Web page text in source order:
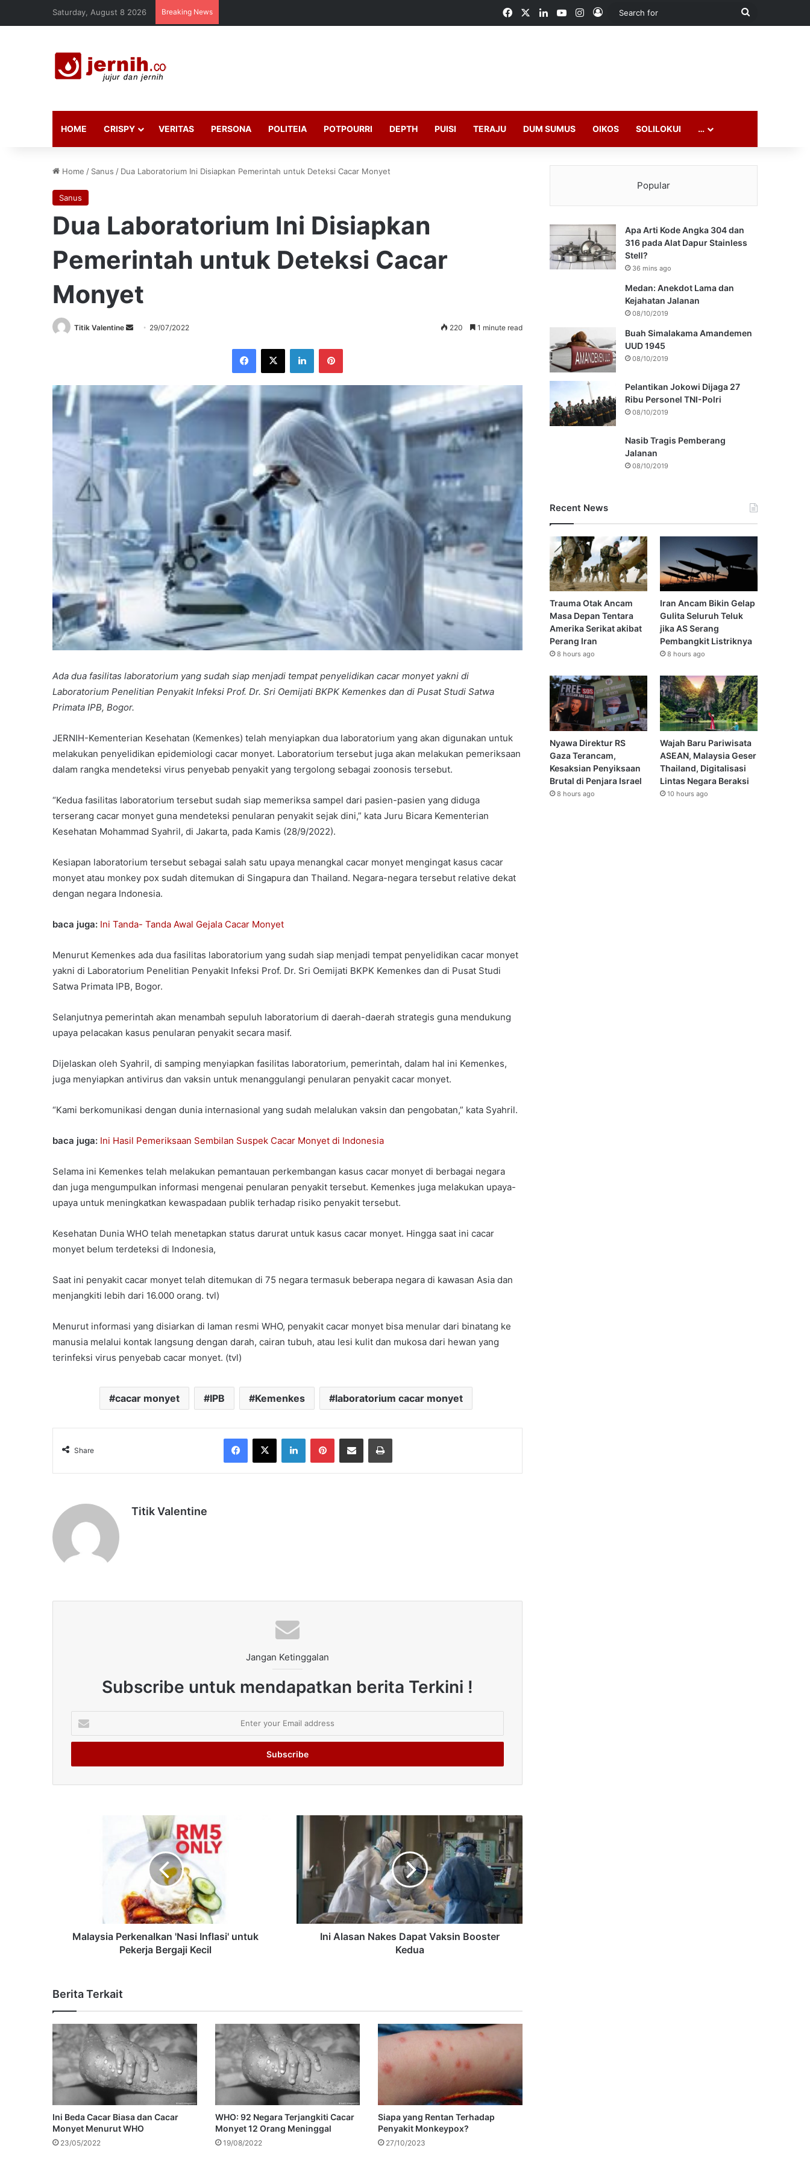
Saturday, August 8 2026 Breaking News FacebookLinkedInYouTubeInstagram
Log In
Search
HOME CRISPY VERITAS PERSONA POLITEIA POTPOURRI DEPTH PUISI TERAJU DUM SUMUS OIKOS SOLILOKUI …
Home / Sanus / Dua Laboratorium Ini Disiapkan Pemerintah untuk Deteksi Cacar Monyet
Sanus
Dua Laboratorium Ini Disiapkan
Pemerintah untuk Deteksi Cacar
Monyet
Titik Valentine
Send 29/07/2022 220 1 minute read
Facebook
X LinkedInPinterest
Ada dua fasilitas laboratorium yang sudah siap menjadi tempat penyelidikan cacar monyet yakni di
Laboratorium Penelitian Penyakit Infeksi Prof. Dr. Sri Oemijati BKPK Kemenkes dan di Pusat Studi Satwa
Primata IPB, Bogor.
JERNIH-Kementerian Kesehatan (Kemenkes) telah menyiapkan dua laboratorium yang akan digunakan untuk
melakukan penyelidikan epidemiologi cacar monyet. Laboratorium tersebut juga akan melakukan pemeriksaan
dalam rangka mendeteksi virus penyebab penyakit yang tergolong sebagai zoonosis tersebut.
“Kedua fasilitas laboratorium tersebut sudah siap memeriksa sampel dari pasien-pasien yang diduga
terserang cacar monyet guna mendeteksi penularan penyakit sejak dini,” kata Juru Bicara Kementerian
Kesehatan Mohammad Syahril, di Jakarta, pada Kamis (28/9/2022).
Kesiapan laboratorium tersebut sebagai salah satu upaya menangkal cacar monyet mengingat kasus cacar
monyet atau monkey pox sudah ditemukan di Singapura dan Thailand. Negara-negara tersebut relative dekat
dengan negara Indonesia.
baca juga: Ini Tanda- Tanda Awal Gejala Cacar Monyet
Menurut Kemenkes ada dua fasilitas laboratorium yang sudah siap menjadi tempat penyelidikan cacar monyet
yakni di Laboratorium Penelitian Penyakit Infeksi Prof. Dr. Sri Oemijati BKPK Kemenkes dan di Pusat Studi
Satwa Primata IPB, Bogor.
Selanjutnya pemerintah akan menambah sepuluh laboratorium di daerah-daerah strategis guna mendukung
upaya pelacakan kasus penularan penyakit secara masif.
Dijelaskan oleh Syahril, di samping menyiapkan fasilitas laboratorium, pemerintah, dalam hal ini Kemenkes,
juga menyiapkan antivirus dan vaksin untuk menanggulangi penularan penyakit cacar monyet.
“Kami berkomunikasi dengan dunia internasional yang sudah melalukan vaksin dan pengobatan,” kata Syahril.
baca juga: Ini Hasil Pemeriksaan Sembilan Suspek Cacar Monyet di Indonesia
Selama ini Kemenkes telah melakukan pemantauan perkembangan kasus cacar monyet di berbagai negara
dan juga mengumpulkan informasi mengenai penularan penyakit tersebut. Kemenkes juga melakukan upaya-
upaya untuk meningkatkan kewaspadaan publik terhadap risiko penyakit tersebut.
Kesehatan Dunia WHO telah menetapkan status darurat untuk kasus cacar monyet. Hingga saat ini cacar
monyet belum terdeteksi di Indonesia,
Saat ini penyakit cacar monyet telah ditemukan di 75 negara termasuk beberapa negara di kawasan Asia dan
menjangkiti lebih dari 16.000 orang. tvl)
Menurut informasi yang disiarkan di laman resmi WHO, penyakit cacar monyet bisa menular dari binatang ke
manusia melalui kontak langsung dengan darah, cairan tubuh, atau lesi kulit dan mukosa dari hewan yang
terinfeksi virus penyebab cacar monyet. (tvl)
cacar monyet IPB Kemenkes laboratorium cacar monyet
Share
Facebook
X LinkedInPinterestShare via Email Print
Titik Valentine
Jangan Ketinggalan
Subscribe untuk mendapatkan berita Terkini !
your
Email
Malaysia Perkenalkan 'Nasi Inflasi' untuk
Pekerja Bergaji Kecil
Ini Alasan Nakes Dapat Vaksin Booster
Kedua
Berita Terkait
Ini Beda Cacar Biasa dan Cacar
Monyet Menurut WHO
23/05/2022
WHO: 92 Negara Terjangkiti Cacar
Monyet 12 Orang Meninggal
19/08/2022
Siapa yang Rentan Terhadap
Penyakit Monkeypox?
27/10/2023
Popular
Apa Arti Kode Angka 304 dan
316 pada Alat Dapur Stainless
Stell?
36 mins ago
Medan: Anekdot Lama dan
Kejahatan Jalanan
08/10/2019
Buah Simalakama Amandemen
UUD 1945
08/10/2019
Pelantikan Jokowi Dijaga 27
Ribu Personel TNI-Polri
08/10/2019
Nasib Tragis Pemberang
Jalanan
08/10/2019
Recent News
Trauma Otak Ancam
Masa Depan Tentara
Amerika Serikat akibat
Perang Iran
8 hours ago
Iran Ancam Bikin Gelap
Gulita Seluruh Teluk
jika AS Serang
Pembangkit Listriknya
8 hours ago
Nyawa Direktur RS
Gaza Terancam,
Kesaksian Penyiksaan
Brutal di Penjara Israel
8 hours ago
Wajah Baru Pariwisata
ASEAN, Malaysia Geser
Thailand, Digitalisasi
Lintas Negara Beraksi
10 hours ago